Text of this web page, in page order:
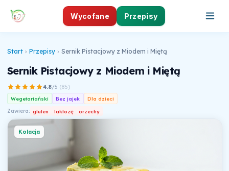
Wycofane Przepisy
Start › Przepisy › Sernik Pistacjowy z Miodem i Miętą
Sernik Pistacjowy z Miodem i Miętą
4.8/5 (85)
Wegetariański Bez jajek Dla dzieci
Zawiera: gluten laktozę orzechy
Kolacja